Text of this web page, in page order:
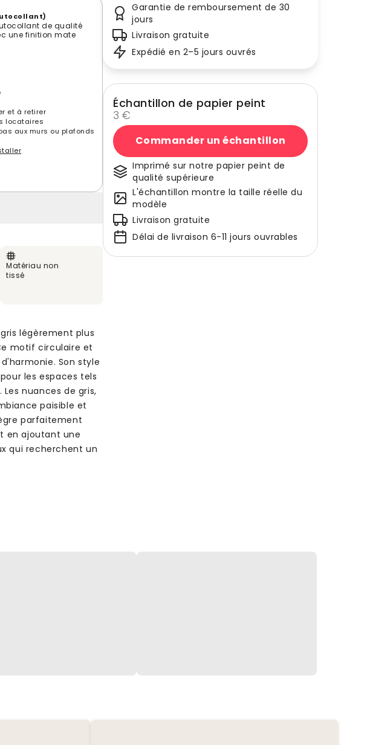
de qualité
une finition mate
et à retirer
locataires
aux murs ou plafonds
Matériau non
tissé
légèrement plus
motif circulaire et
Son style
les espaces tels
nuances de gris,
paisible et
parfaitement
en ajoutant une
qui recherchent un
Garantie de remboursement de 30
jours
Livraison gratuite
Expédié en 2–5 jours ouvrés
Échantillon de papier peint
3 €
Commander un échantillon
Imprimé sur notre papier peint de
qualité supérieure
L'échantillon montre la taille réelle du
modèle
Livraison gratuite
Délai de livraison 6-11 jours ouvrables